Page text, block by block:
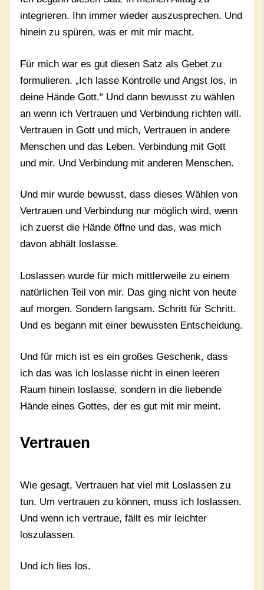
integrieren. Ihn immer wieder auszusprechen. Und
hinein zu spüren, was er mit mir macht.
Für mich war es gut diesen Satz als Gebet zu
formulieren. „Ich lasse Kontrolle und Angst los, in
deine Hände Gott.“ Und dann bewusst zu wählen
an wenn ich Vertrauen und Verbindung richten will.
Vertrauen in Gott und mich, Vertrauen in andere
Menschen und das Leben. Verbindung mit Gott
und mir. Und Verbindung mit anderen Menschen.
Und mir wurde bewusst, dass dieses Wählen von
Vertrauen und Verbindung nur möglich wird, wenn
ich zuerst die Hände öffne und das, was mich
davon abhält loslasse.
Loslassen wurde für mich mittlerweile zu einem
natürlichen Teil von mir. Das ging nicht von heute
auf morgen. Sondern langsam. Schritt für Schritt.
Und es begann mit einer bewussten Entscheidung.
Und für mich ist es ein großes Geschenk, dass
ich das was ich loslasse nicht in einen leeren
Raum hinein loslasse, sondern in die liebende
Hände eines Gottes, der es gut mit mir meint.
Vertrauen
Wie gesagt, Vertrauen hat viel mit Loslassen zu
tun. Um vertrauen zu können, muss ich loslassen.
Und wenn ich vertraue, fällt es mir leichter
loszulassen.
Und ich lies los.